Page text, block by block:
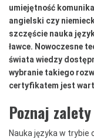
umiejętność
angielski czy
szczęście nauka
ławce. Nowoczesne
świata wiedzy
wybranie takiego
certyfikatem jest
Poznaj
Nauka języka w trybie